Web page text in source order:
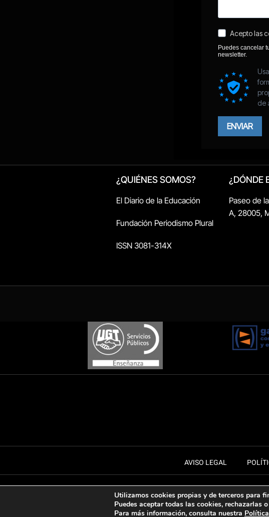
¿QUIÉNES SOMOS?
El Diario de la Educación
Fundación Periodismo Plural
ISSN 3081-314X
¿DÓNDE
Paseo de
A, 28005,
AVISO LEGAL
Utilizamos cookies propias y de terceros para
Puedes aceptar todas las cookies, rechazarlas
Para más información, consulta nuestra